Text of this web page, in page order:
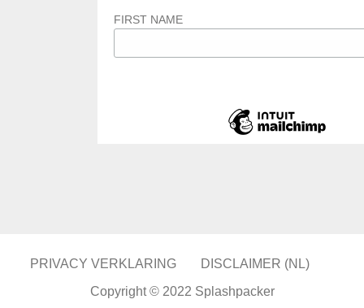
FIRST NAME
PRIVACY VERKLARING
DISCLAIMER (NL)
Copyright © 2022 Splashpacker